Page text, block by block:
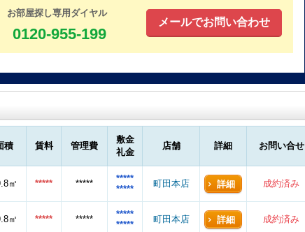
お部屋探し専用ダイヤル
0120-955-199
メールでお問い合わせ
積 賃料 管理費
敷金
礼金
店舗 詳細 お問い合せ
㎡ ***** *****
*****
*****
町田本店 詳細 成約済み
㎡ ***** *****
*****
*****
町田本店 詳細 成約済み